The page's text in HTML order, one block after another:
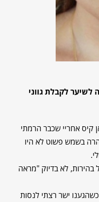
לשיער לקבלת גווני
קיס אחריי שכבר הרמתי
בשמש פשוט לא היו
בהירות, לא בדיוק "מראה
ישר רצתי לנסות